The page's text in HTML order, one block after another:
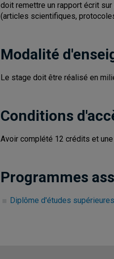
doit remettre un rapport écrit
(articles scientifiques,
Modalité
Le stage doit être réalisé en
Conditions
Avoir complété 12 crédits et
Programmes
Diplôme d'études